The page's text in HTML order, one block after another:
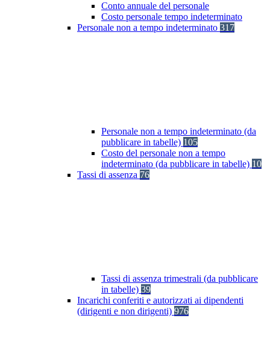
Conto annuale del personale
Costo personale tempo indeterminato
Personale non a tempo indeterminato 317
Personale non a tempo indeterminato (da
pubblicare in tabelle) 105
Costo del personale non a tempo
indeterminato (da pubblicare in tabelle) 10
Tassi di assenza 76
Tassi di assenza trimestrali (da pubblicare
in tabelle) 39
Incarichi conferiti e autorizzati ai dipendenti
(dirigenti e non dirigenti) 976